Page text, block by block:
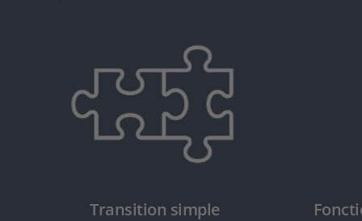
Transition simple